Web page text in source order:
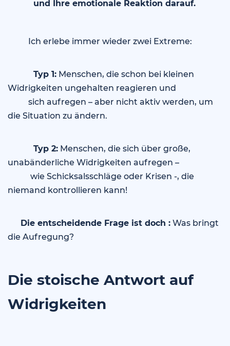
und Ihre emotionale Reaktion darauf.
Ich erlebe immer wieder zwei Extreme:
Typ 1: Menschen, die schon bei kleinen
Widrigkeiten ungehalten reagieren und
sich aufregen – aber nicht aktiv werden, um
die Situation zu ändern.
Typ 2: Menschen, die sich über große,
unabänderliche Widrigkeiten aufregen –
wie Schicksalsschläge oder Krisen -, die
niemand kontrollieren kann!
Die entscheidende Frage ist doch : Was bringt
die Aufregung?
Die stoische Antwort auf
Widrigkeiten